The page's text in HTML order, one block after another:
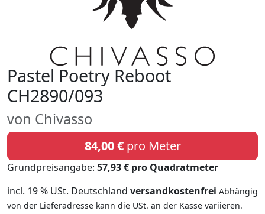
Pastel Poetry Reboot
CH2890/093
von Chivasso
84,00 €pro Meter
Grundpreisangabe: 57,93 € pro Quadratmeter
incl. 19 % USt. Deutschland versandkostenfrei Abhängig
von der Lieferadresse kann die USt. an der Kasse variieren.